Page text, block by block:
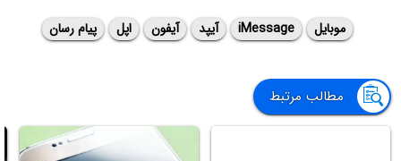
موبایل iMessage آیپد آیفون اپل پیام رسان
مطالب مرتبط